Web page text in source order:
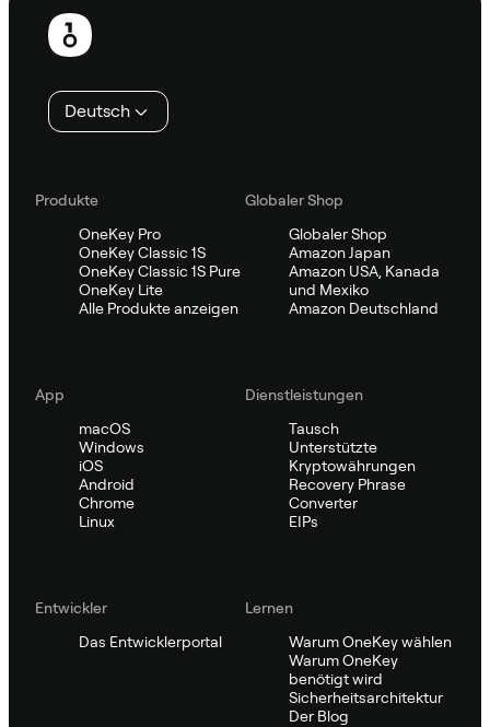
Fußzeile
Deutsch
Produkte
OneKey Pro
OneKey Classic 1S
OneKey Classic 1S Pure
OneKey Lite
Alle Produkte anzeigen
Globaler Shop
Globaler Shop
Amazon Japan
Amazon USA, Kanada
und Mexiko
Amazon Deutschland
App
macOS
Windows
iOS
Android
Chrome
Linux
Dienstleistungen
Tausch
Unterstützte
Kryptowährungen
Recovery Phrase
Converter
EIPs
Entwickler
Das Entwicklerportal
Lernen
Warum OneKey wählen
Warum OneKey
benötigt wird
Sicherheitsarchitektur
Der Blog